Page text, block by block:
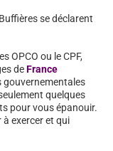
se déclarent
OPCO ou le CPF,
deFrance
quelques
pour vous épanouir.
à exercer et qui